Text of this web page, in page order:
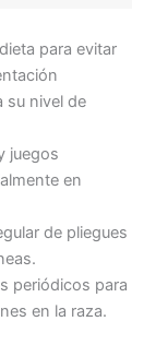
para evitar
su nivel de
juegos
en
de pliegues
periódicos para
en la raza.